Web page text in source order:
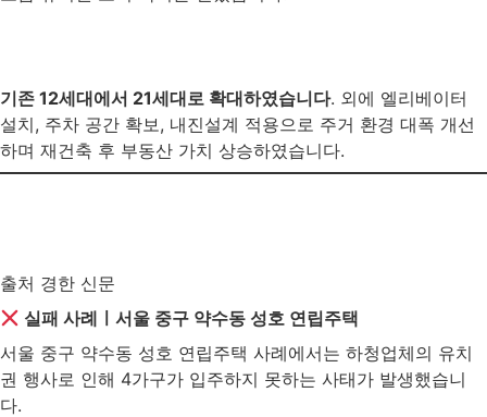
기존 12세대에서 21세대로 확대하였습니다. 외에 엘리베이터
설치, 주차 공간 확보, 내진설계 적용으로 주거 환경 대폭 개선
하며 재건축 후 부동산 가치 상승하였습니다.
출처 경한 신문
실패 사례ㅣ서울 중구 약수동 성호 연립주택
서울 중구 약수동 성호 연립주택 사례에서는 하청업체의 유치
권 행사로 인해 4가구가 입주하지 못하는 사태가 발생했습니
다.